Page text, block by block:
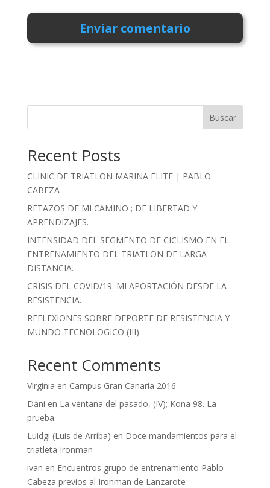
Buscar
Recent Posts
CLINIC DE TRIATLON MARINA ELITE | PABLO
CABEZA
RETAZOS DE MI CAMINO ; DE LIBERTAD Y
APRENDIZAJES.
INTENSIDAD DEL SEGMENTO DE CICLISMO EN EL
ENTRENAMIENTO DEL TRIATLON DE LARGA
DISTANCIA.
CRISIS DEL COVID/19. MI APORTACIÓN DESDE LA
RESISTENCIA.
REFLEXIONES SOBRE DEPORTE DE RESISTENCIA Y
MUNDO TECNOLOGICO (III)
Recent Comments
Virginia en Campus Gran Canaria 2016
Dani en La ventana del pasado, (IV); Kona 98. La
prueba.
Luidgi (Luis de Arriba) en Doce mandamientos para el
triatleta Ironman
ivan en Encuentros grupo de entrenamiento Pablo
Cabeza previos al Ironman de Lanzarote